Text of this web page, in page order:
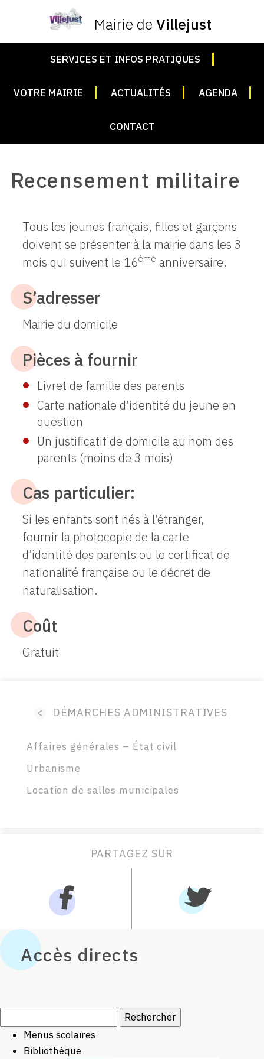
Mairie de Villejust
SERVICES ET INFOS PRATIQUES
VOTRE MAIRIE ACTUALITÉS AGENDA
CONTACT
Recensement militaire
Tous les jeunes français, filles et garçons
doivent se présenter à la mairie dans les 3
mois qui suivent le 16ème anniversaire.
S’adresser
Mairie du domicile
Pièces à fournir
Livret de famille des parents
Carte nationale d’identité du jeune en
question
Un justificatif de domicile au nom des
parents (moins de 3 mois)
Cas particulier:
Si les enfants sont nés à l’étranger,
fournir la photocopie de la carte
d’identité des parents ou le certificat de
nationalité française ou le décret de
naturalisation.
Coût
Gratuit
< DÉMARCHES ADMINISTRATIVES
Affaires générales – État civil
Urbanisme
Location de salles municipales
PARTAGEZ SUR
Accès directs
Menus scolaires
Bibliothèque